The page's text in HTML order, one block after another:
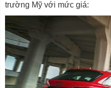
trường Mỹ với mức giá: